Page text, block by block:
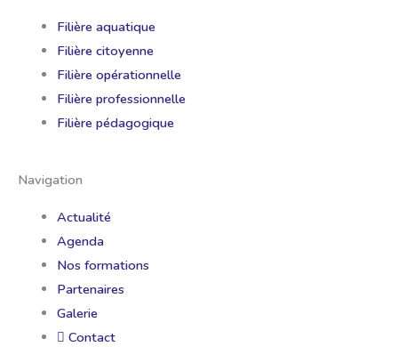
Filière aquatique
Filière citoyenne
Filière opérationnelle
Filière professionnelle
Filière pédagogique
Navigation
Actualité
Agenda
Nos formations
Partenaires
Galerie
Contact